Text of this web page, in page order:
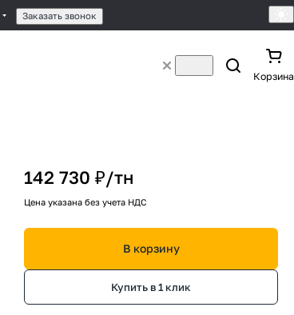
Заказать звонок
Корзина
142 730 ₽/тн
Цена указана без учета НДС
В корзину
Купить в 1 клик